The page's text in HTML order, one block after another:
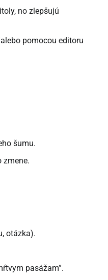
no zlepšujú
pomocou editoru
šumu.
zmene.
otázka).
pasážam”.